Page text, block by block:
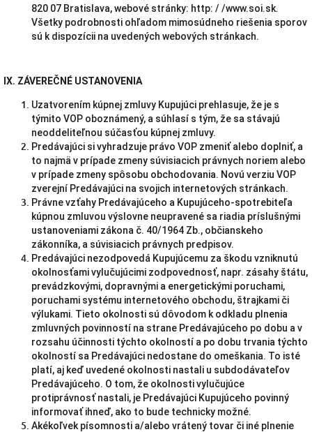
820 07 Bratislava, webové stránky: http: / /www.soi.sk.
Všetky podrobnosti ohľadom mimosúdneho riešenia sporov
sú k dispozícii na uvedených webových stránkach.
IX. ZÁVEREČNÉ USTANOVENIA
Uzatvorením kúpnej zmluvy Kupujúci prehlasuje, že je s
týmito VOP oboznámený, a súhlasí s tým, že sa stávajú
neoddeliteľnou súčasťou kúpnej zmluvy.
Predávajúci si vyhradzuje právo VOP zmeniť alebo doplniť, a
to najmä v prípade zmeny súvisiacich právnych noriem alebo
v prípade zmeny spôsobu obchodovania. Novú verziu VOP
zverejní Predávajúci na svojich internetových stránkach.
Právne vzťahy Predávajúceho a Kupujúceho-spotrebiteľa
kúpnou zmluvou výslovne neupravené sa riadia príslušnými
ustanoveniami zákona č. 40/1964 Zb., občianskeho
zákonníka, a súvisiacich právnych predpisov.
Predávajúci nezodpovedá Kupujúcemu za škodu vzniknutú
okolnosťami vylučujúcimi zodpovednosť, napr. zásahy štátu,
prevádzkovými, dopravnými a energetickými poruchami,
poruchami systému internetového obchodu, štrajkami či
výlukami. Tieto okolnosti sú dôvodom k odkladu plnenia
zmluvných povinností na strane Predávajúceho po dobu a v
rozsahu účinnosti týchto okolností a po dobu trvania týchto
okolností sa Predávajúci nedostane do omeškania. To isté
platí, aj keď uvedené okolnosti nastali u subdodávateľov
Predávajúceho. O tom, že okolnosti vylučujúce
protiprávnosť nastali, je Predávajúci Kupujúceho povinný
informovať ihneď, ako to bude technicky možné.
Akékoľvek písomnosti a/alebo vrátený tovar či iné plnenie